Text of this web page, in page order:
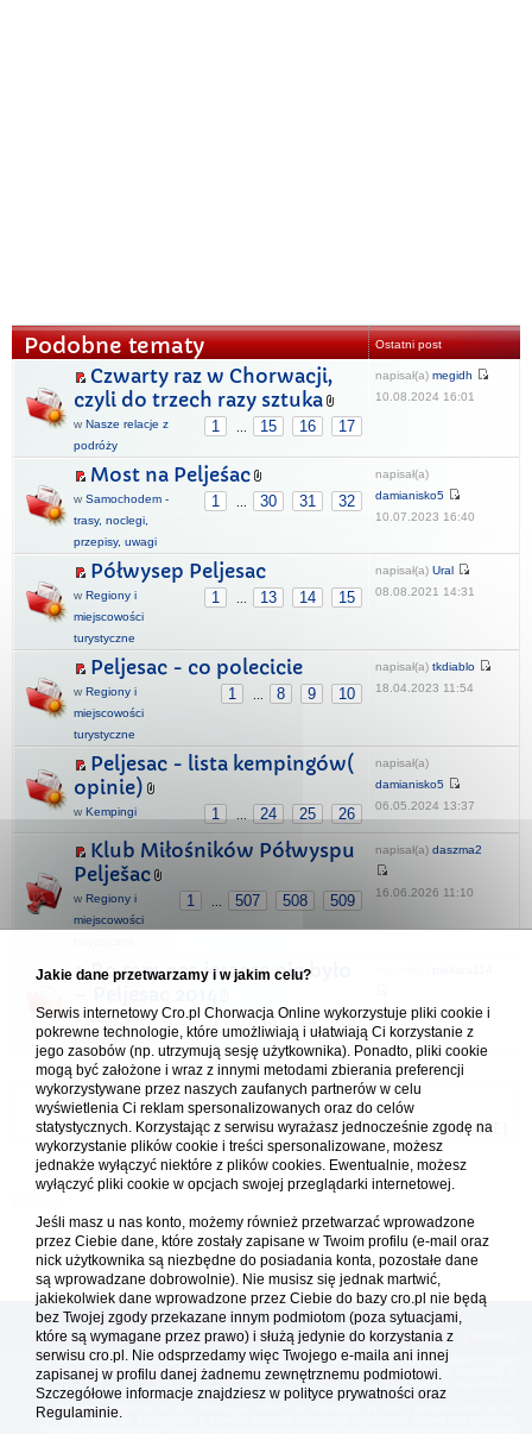
Podobne tematy Ostatni post
Czwarty raz w Chorwacji,
czyli do trzech razy sztuka
1 15 16 17
w Nasze relacje z
podróży
napisał(a) megidh
10.08.2024 16:01
Most na Peljeśac
1 30 31 32
w Samochodem -
trasy, noclegi,
przepisy, uwagi
napisał(a)
damianisko5
10.07.2023 16:40
Półwysep Peljesac
1 13 14 15
w Regiony i
miejscowości
turystyczne
napisał(a) Ural
08.08.2021 14:31
Peljesac - co polecicie
1 8 9 10
w Regiony i
miejscowości
turystyczne
napisał(a) tkdiablo
18.04.2023 11:54
Peljesac - lista kempingów(
opinie)
1 24 25 26
w Kempingi
napisał(a)
damianisko5
06.05.2024 13:37
Klub Miłośników Półwyspu
Pelješac
1 507 508 509
w Regiony i
miejscowości
napisał(a) daszma2
16.06.2026 11:10
Bo tam nas jeszcze nie było
1 ... 13 14 15
wNasze relacje z
podróży
04.01.2023 18:51
Forum Chorwacja Online - Cro.pl
Usuń ciasteczka• Strefa czasowa: UTC + 1 (Polska - czas zimowy) [ DST
[reklama ] [
Platforma cro.pl© Chorwacja online™ wykorzystuje cookies do prawidłowego działania, te pliki
gromadzą na Twoim komputerze dane ułatwiające korzystanie z serwisu; więcej informacji w
Redakcja platformy cro.pl© Chorwacja online™ nie odpowiada za treści zamieszczone przez
użytkowników. Korzystanie z serwisu oznacza akceptację regulaminu. Serwis ma charakter
Jakie dane przetwarzamy i w jakim celu?
Serwis internetowy Cro.pl Chorwacja Online wykorzystuje pliki cookie i
pokrewne technologie, które umożliwiają i ułatwiają Ci korzystanie z
jego zasobów (np. utrzymują sesję użytkownika). Ponadto, pliki cookie
mogą być założone i wraz z innymi metodami zbierania preferencji
wykorzystywane przez naszych zaufanych partnerów w celu
wyświetlenia Ci reklam spersonalizowanych oraz do celów
statystycznych. Korzystając z serwisu wyrażasz jednocześnie zgodę na
wykorzystanie plików cookie i treści spersonalizowane, możesz
jednakże wyłączyć niektóre z plików cookies. Ewentualnie, możesz
wyłączyć pliki cookie w opcjach swojej przeglądarki internetowej.
Jeśli masz u nas konto, możemy również przetwarzać wprowadzone
przez Ciebie dane, które zostały zapisane w Twoim profilu (e-mail oraz
nick użytkownika są niezbędne do posiadania konta, pozostałe dane
są wprowadzane dobrowolnie). Nie musisz się jednak martwić,
jakiekolwiek dane wprowadzone przez Ciebie do bazy cro.pl nie będą
bez Twojej zgody przekazane innym podmiotom (poza sytuacjami,
które są wymagane przez prawo) i służą jedynie do korzystania z
serwisu cro.pl. Nie odsprzedamy więc Twojego e-maila ani innej
zapisanej w profilu danej żadnemu zewnętrznemu podmiotowi.
Szczegółowe informacje znajdziesz w polityce prywatności oraz
Regulaminie.